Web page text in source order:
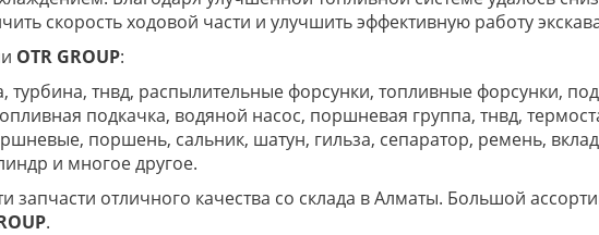
скорость ходовой части и улучшить эффективную работу
OTR GROUP:
тнвд, распылительные форсунки, топливные форсунки,
подкачка, водяной насос, поршневая группа, тнвд,
поршень, сальник, шатун, гильза, сепаратор, ремень,
и многое другое.
запчасти отличного качества со склада в Алматы. Большой
.